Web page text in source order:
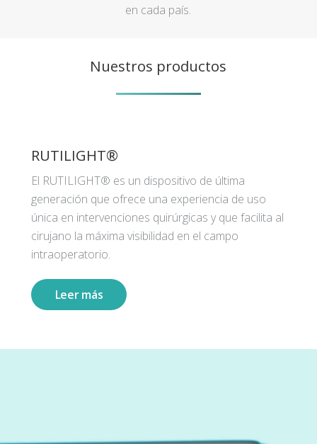
en cada país.
Nuestros productos
RUTILIGHT®
El RUTILIGHT® es un dispositivo de última
generación que ofrece una experiencia de uso
única en intervenciones quirúrgicas y que facilita al
cirujano la máxima visibilidad en el campo
intraoperatorio.
Leer más